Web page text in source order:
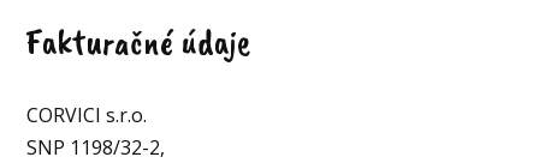
Fakturačné údaje
CORVICI s.r.o.
SNP 1198/32-2,